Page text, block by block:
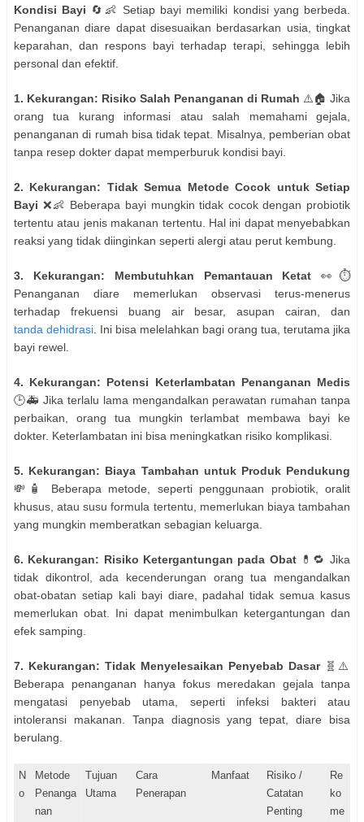
Kondisi Bayi 🔄👶 Setiap bayi memiliki kondisi yang berbeda.
Penanganan diare dapat disesuaikan berdasarkan usia, tingkat
keparahan, dan respons bayi terhadap terapi, sehingga lebih
personal dan efektif.
1. Kekurangan: Risiko Salah Penanganan di Rumah ⚠️🏠 Jika
orang tua kurang informasi atau salah memahami gejala,
penanganan di rumah bisa tidak tepat. Misalnya, pemberian obat
tanpa resep dokter dapat memperburuk kondisi bayi.
2. Kekurangan: Tidak Semua Metode Cocok untuk Setiap
Bayi ❌👶 Beberapa bayi mungkin tidak cocok dengan probiotik
tertentu atau jenis makanan tertentu. Hal ini dapat menyebabkan
reaksi yang tidak diinginkan seperti alergi atau perut kembung.
3. Kekurangan: Membutuhkan Pemantauan Ketat 👀⏱️
Penanganan diare memerlukan observasi terus-menerus
terhadap frekuensi buang air besar, asupan cairan, dan
tanda dehidrasi. Ini bisa melelahkan bagi orang tua, terutama jika
bayi rewel.
4. Kekurangan: Potensi Keterlambatan Penanganan Medis
🕒🚑 Jika terlalu lama mengandalkan perawatan rumahan tanpa
perbaikan, orang tua mungkin terlambat membawa bayi ke
dokter. Keterlambatan ini bisa meningkatkan risiko komplikasi.
5. Kekurangan: Biaya Tambahan untuk Produk Pendukung
💸🧴 Beberapa metode, seperti penggunaan probiotik, oralit
khusus, atau susu formula tertentu, memerlukan biaya tambahan
yang mungkin memberatkan sebagian keluarga.
6. Kekurangan: Risiko Ketergantungan pada Obat💊🔁 Jika
tidak dikontrol, ada kecenderungan orang tua mengandalkan
obat-obatan setiap kali bayi diare, padahal tidak semua kasus
memerlukan obat. Ini dapat menimbulkan ketergantungan dan
efek samping.
7. Kekurangan: Tidak Menyelesaikan Penyebab Dasar🧬⚠️
Beberapa penanganan hanya fokus meredakan gejala tanpa
mengatasi penyebab utama, seperti infeksi bakteri atau
intoleransi makanan. Tanpa diagnosis yang tepat, diare bisa
berulang.
N
o
Metode
Penanga
nan
Tujuan
Utama
Cara
Penerapan
Manfaat
Risiko /
Catatan
Penting
Re
ko
me